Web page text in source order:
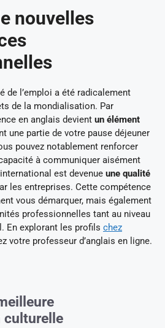
nouvelles
de l’emploi a été radicalement
de la mondialisation. Par
en anglais devient un élément
une partie de votre pause déjeuner
pouvez notablement renforcer
à communiquer aisément
est devenue une qualité
les entreprises. Cette compétence
vous démarquer, mais également
professionnelles tant au niveau
En explorant les profils chez
votre professeur d’anglais en ligne.
culturelle